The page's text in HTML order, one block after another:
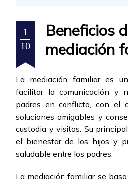
1
10
Beneficios
mediación
La mediación familiar es
facilitar la comunicación y
padres en conflicto, con el
soluciones amigables y
custodia y visitas. Su
el bienestar de los hijos y
saludable entre los padres.
La mediación familiar se